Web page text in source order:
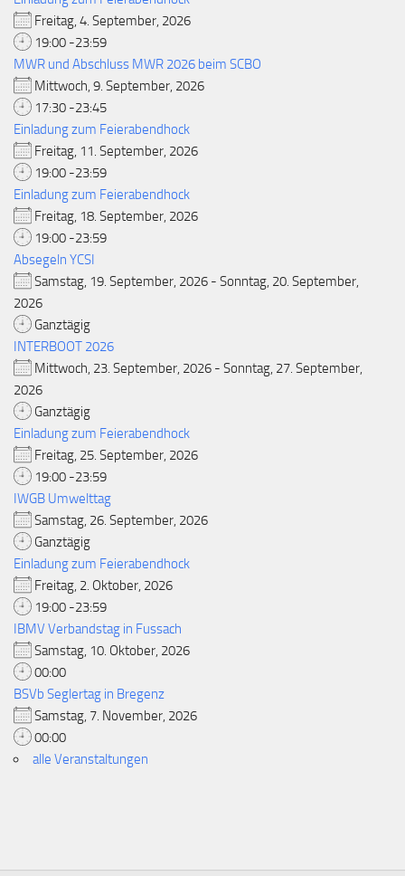
Freitag, 4. September, 2026
19:00 -23:59
MWR und Abschluss MWR 2026 beim SCBO
Mittwoch, 9. September, 2026
17:30 -23:45
Einladung zum Feierabendhock
Freitag, 11. September, 2026
19:00 -23:59
Einladung zum Feierabendhock
Freitag, 18. September, 2026
19:00 -23:59
Absegeln YCSI
Samstag, 19. September, 2026 - Sonntag, 20. September,
2026
Ganztägig
INTERBOOT 2026
Mittwoch, 23. September, 2026 - Sonntag, 27. September,
2026
Ganztägig
Einladung zum Feierabendhock
Freitag, 25. September, 2026
19:00 -23:59
IWGB Umwelttag
Samstag, 26. September, 2026
Ganztägig
Einladung zum Feierabendhock
Freitag, 2. Oktober, 2026
19:00 -23:59
IBMV Verbandstag in Fussach
Samstag, 10. Oktober, 2026
00:00
BSVb Seglertag in Bregenz
Samstag, 7. November, 2026
00:00
alle Veranstaltungen